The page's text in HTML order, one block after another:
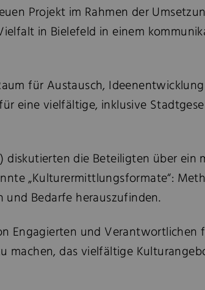
Projekt im Rahmen der
in Bielefeld in einem
für Austausch,
eine vielfältige, inklusive
diskutierten die Beteiligten über ein
„Kulturermittlungsformate“:
Bedarfe herauszufinden.
Engagierten und Verantwortlichen
machen, das vielfältige